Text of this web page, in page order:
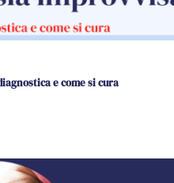
e come si cura